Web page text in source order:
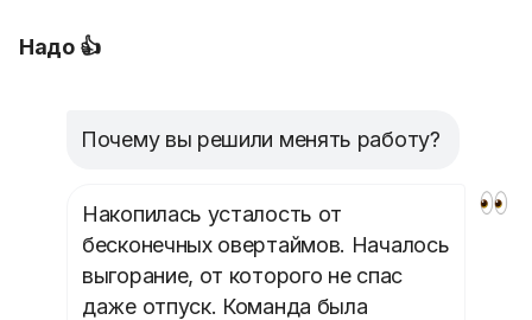
Надо 👍
Почему вы решили менять работу?
Накопилась усталость от
бесконечных овертаймов. Началось
выгорание, от которого не спас
даже отпуск. Команда была